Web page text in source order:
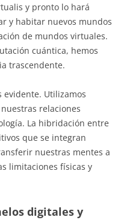
y pronto lo hará
y habitar nuevos mundos
de mundos virtuales.
cuántica, hemos
trascendente.
evidente. Utilizamos
relaciones
La hibridación entre
que se integran
nuestras mentes a
limitaciones físicas y
digitales y